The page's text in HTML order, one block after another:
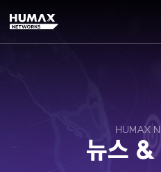
HUMAX
뉴스 &